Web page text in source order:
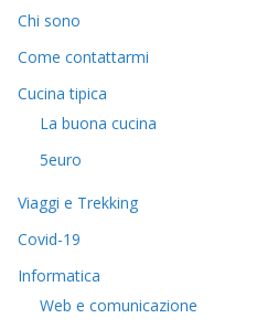
Chi sono
Come contattarmi
Cucina tipica
La buona cucina
5euro
Viaggi e Trekking
Covid-19
Informatica
Web e comunicazione